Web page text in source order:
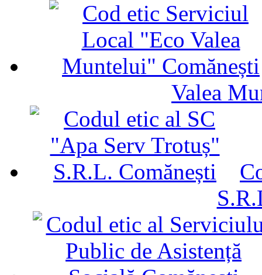
Valea